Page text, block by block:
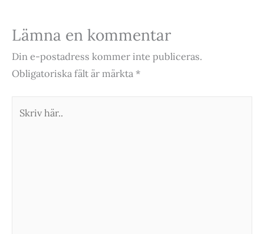
Lämna en kommentar
Din e-postadress kommer inte publiceras.
Obligatoriska fält är märkta *